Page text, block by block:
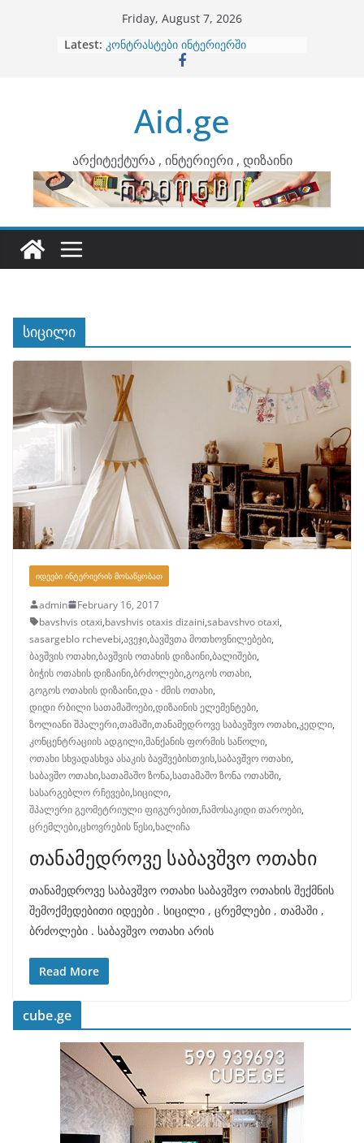
Friday, August 7, 2026
Latest: ბინების გაერთიანება
კონტრასტები ინტერიერში
ინტერიერის დიზიანი
არტემიდი წარმოგიდგენთ
Aid.ge
არქიტექტურა , ინტერიერი , დიზაინი
სიცილი
ᲘᲓᲔᲔᲑᲘ ᲘᲜᲢᲔᲠᲘᲔᲠᲘᲡ ᲛᲝᲡᲐᲬᲧᲝᲑᲐᲗ
admin
February 16, 2017
bavshvis otaxi,bavshvis otaxis dizaini,sabavshvo otaxi,
sasargeblo rchevebi,ავეჯი,ბავშვთა მოთხოვნილებები,
ბავშვის ოთახი,ბავშვის ოთახის დიზაინი,ბალიშები,
ბიჭის ოთახის დიზაინი,ბრძოლები,გოგოს ოთახი,
გოგოს ოთახის დიზაინი,და - ძმის ოთახი,
დიდი რბილი სათამაშოები,დიზაინის ელემენტები,
ზოლიანი შპალერი,თამაში,თანამედროვე საბავშვო ოთახი,კედლი,
კონცენტრაციის ადგილი,მანქანის ფორმის საწოლი,
ოთახი სხვადასხვა ასაკის ბავშვებისთვის,საბავშვო ოთახი,
საბავშო ოთახი,სათამაშო ზონა,სათამაშო ზონა ოთახში,
სასარგებლო რჩევები,სიცილი,
შპალერი გეომეტრიული ფიგურებით,ჩამოსაკიდი თაროები,
ცრემლები,ცხოვრების წესი,ხალიჩა
თანამედროვე საბავშვო ოთახი
თანამედროვე საბავშვო ოთახი საბავშვო ოთახის შექმნის
შემოქმედებითი იდეები . სიცილი , ცრემლები , თამაში ,
ბრძოლები . საბავშვო ოთახი არის
Read More
cube.ge